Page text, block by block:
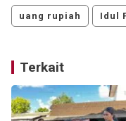
uang rupiah Idul
Terkait